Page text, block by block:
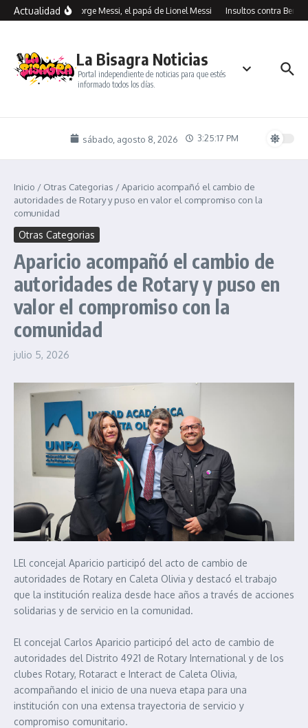
Saltar al contenido
ActualidadMurió Jorge Messi, el papá de Lionel Messi Insultos contra
La Bisagra Noticias
Portal independiente de noticias para que estés
informado todos los días.
sábado, agosto 8, 2026 3:25:18 PM
Inicio / Otras Categorias /Aparicio acompañó el cambio de
autoridades de Rotary y puso en valor el compromiso con la
comunidad
Otras Categorias
Aparicio acompañó el cambio de
autoridades de Rotary y puso en
valor el compromiso con la
comunidad
julio 5, 2026
LEl concejal Aparicio participó del acto de cambio de
autoridades de Rotary en Caleta Olivia y destacó el trabajo
que la institución realiza desde hace años a través de acciones
solidarias y de servicio en la comunidad.
El concejal Carlos Aparicio participó del acto de cambio de
autoridades del Distrito 4921 de Rotary International y de los
clubes Rotary, Rotaract e Interact de Caleta Olivia,
acompañando el inicio de una nueva etapa para una
institución con una extensa trayectoria de servicio y
compromiso comunitario.